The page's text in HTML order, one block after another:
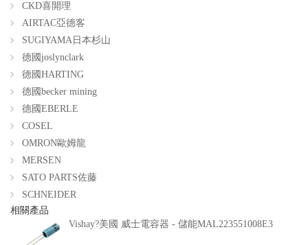
CKD喜開理
AIRTAC亞德客
SUGIYAMA日本杉山
德國joslynclark
德國HARTING
德國becker mining
德國EBERLE
COSEL
OMRON歐姆龍
MERSEN
SATO PARTS佐藤
SCHNEIDER
相關產品
Vishay?美國 威士電容器 - 儲能MAL223551008E3